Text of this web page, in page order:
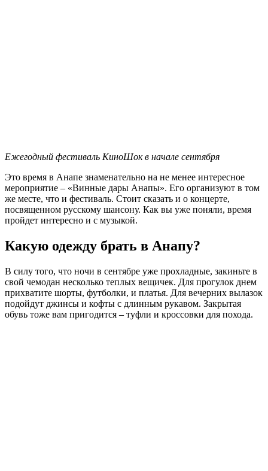
Ежегодный фестиваль КиноШок в начале сентября
Это время в Анапе знаменательно на не менее интересное
мероприятие – «Винные дары Анапы». Его организуют в том
же месте, что и фестиваль. Стоит сказать и о концерте,
посвященном русскому шансону. Как вы уже поняли, время
пройдет интересно и с музыкой.
Какую одежду брать в Анапу?
В силу того, что ночи в сентябре уже прохладные, закиньте в
свой чемодан несколько теплых вещичек. Для прогулок днем
прихватите шорты, футболки, и платья. Для вечерних вылазок
подойдут джинсы и кофты с длинным рукавом. Закрытая
обувь тоже вам пригодится – туфли и кроссовки для похода.